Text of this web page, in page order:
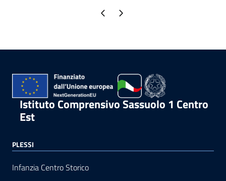
Pagina precedente
Pagina successiva
Istituto Comprensivo Sassuolo 1 Centro
Est
PLESSI
Infanzia Centro Storico